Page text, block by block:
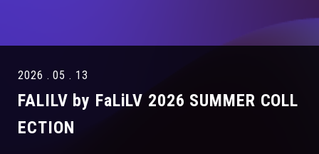
2026 . 05 . 13
FALILV by FaLiLV 2026 SUMMER COLL
ECTION